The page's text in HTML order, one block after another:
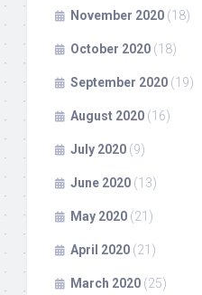
November 2020 (18)
October 2020 (18)
September 2020 (19)
August 2020 (16)
July 2020 (9)
June 2020 (13)
May 2020 (21)
April 2020 (21)
March 2020 (25)